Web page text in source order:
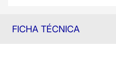
FICHA TÉCNICA